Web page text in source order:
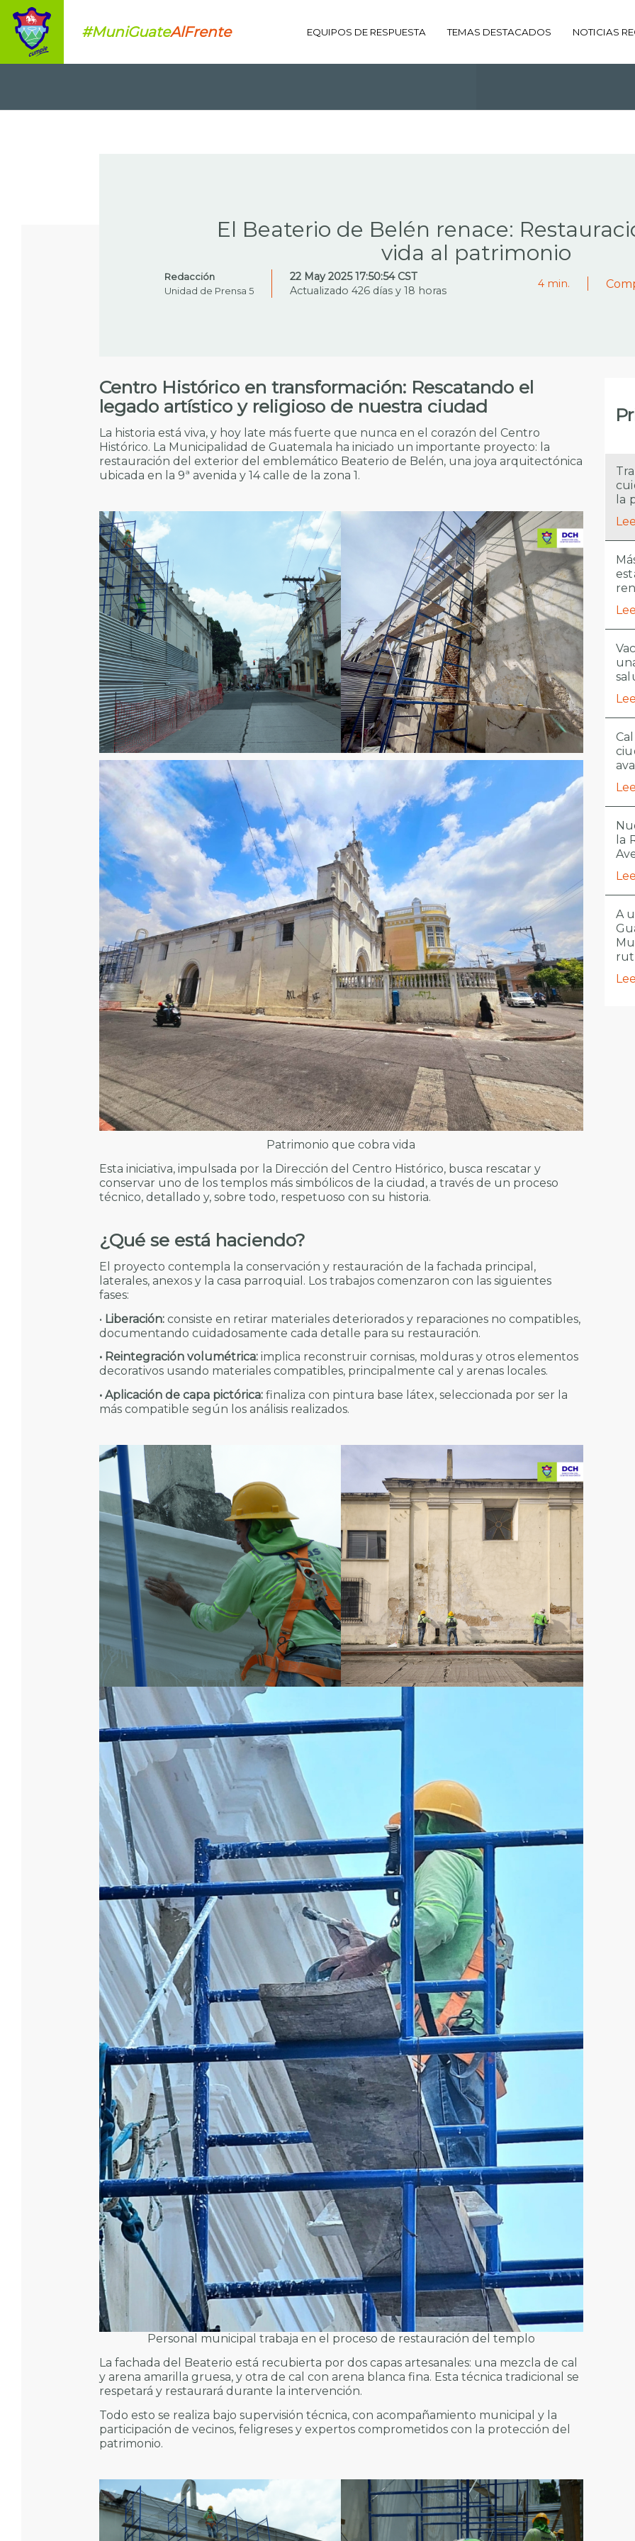
EQUIPOS DE RESPUESTA TEMAS DESTACADOS NOTICIAS
#MuniGuateAlFrente
El Beaterio de Belén renace:
vida al patrimonio
Redacción
Unidad de Prensa 5
22 May 2025 17:50:54 CST
Actualizado 426 días y 18 horas
4 min.
Centro Histórico en transformación: Rescatando el
legado artístico y religioso de nuestra ciudad
La historia está viva, y hoy late más fuerte que nunca en el corazón del Centro
Histórico. La Municipalidad de Guatemala ha iniciado un importante proyecto: la
restauración del exterior del emblemático Beaterio de Belén, una joya arquitectónica
ubicada en la 9ª avenida y 14 calle de la zona 1.
Patrimonio que cobra vida
Esta iniciativa, impulsada por la Dirección del Centro Histórico, busca rescatar y
conservar uno de los templos más simbólicos de la ciudad, a través de un proceso
técnico, detallado y, sobre todo, respetuoso con su historia.
¿Qué se está haciendo?
El proyecto contempla la conservación y restauración de la fachada principal,
laterales, anexos y la casa parroquial. Los trabajos comenzaron con las siguientes
fases:
• Liberación:consiste en retirar materiales deteriorados y reparaciones no compatibles,
documentando cuidadosamente cada detalle para su restauración.
• Reintegración volumétrica:implica reconstruir cornisas, molduras y otros elementos
decorativos usando materiales compatibles, principalmente cal y arenas locales.
• Aplicación de capa pictórica:finaliza con pintura base látex, seleccionada por ser la
más compatible según los análisis realizados.
Personal municipal trabaja en el proceso de restauración del templo
La fachada del Beaterio está recubierta por dos capas artesanales: una mezcla de cal
y arena amarilla gruesa, y otra de cal con arena blanca fina. Esta técnica tradicional se
respetará y restaurará durante la intervención.
Todo esto se realiza bajo supervisión técnica, con acompañamiento municipal y la
participación de vecinos, feligreses y expertos comprometidos con la protección del
patrimonio.
la
la
A